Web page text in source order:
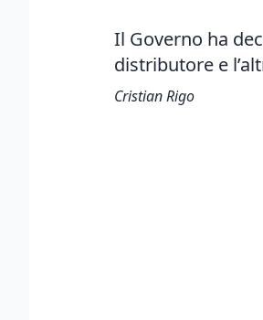
Il Governo ha
distributore e
Cristian Rigo